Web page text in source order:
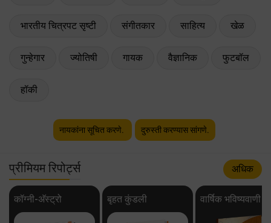
भारतीय चित्रपट सृष्टी संगीतकार साहित्य खेळ
गुन्हेगार ज्योतिषी गायक वैज्ञानिक फुटबॉल
हॉकी
नायकांना सूचित करणे. दुरुस्ती करण्यास सांगणे.
प्रीमियम रिपोर्ट्स अधिक
कॉग्नी-अ‍ॅस्ट्रो बृहत कुंडली वार्षिक भविष्यवाणी